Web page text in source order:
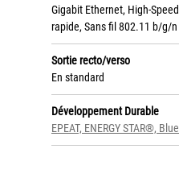
Politique de confidentialité
Mentions légales
© Axilis
Gigabit Ethernet, High-
rapide, Sans fil 802.11 b/g/n
Sortie recto/verso
En standard
Développement Durable
EPEAT, ENERGY STAR®,